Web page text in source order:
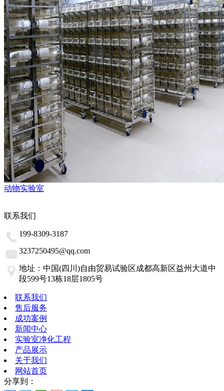
动物实验室
联系我们
199-8309-3187
3237250495@qq.com
地址：中国(四川)自由贸易试验区成都高新区益州大道中
段599号13栋18层1805号
联系我们
售后服务
成功案例
新闻中心
实验室净化工程
产品展示
关于我们
网站首页
分享到：